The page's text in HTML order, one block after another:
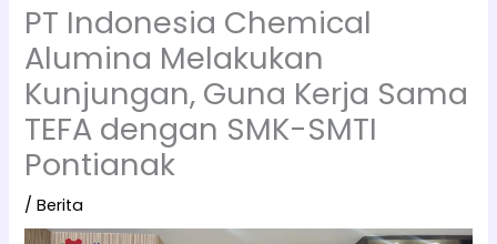
PT Indonesia Chemical
Alumina Melakukan
Kunjungan, Guna Kerja Sama
TEFA dengan SMK-SMTI
Pontianak
/Berita